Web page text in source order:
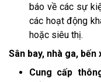
báo về các sự
các hoạt động
hoặc siêu thị.
Sân bay, nhà ga, bến
Cung cấp